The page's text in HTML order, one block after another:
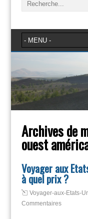
Archives de
ouest
Voyager aux
à quel prix ?
Voyager-aux-Etats-
Commentaires